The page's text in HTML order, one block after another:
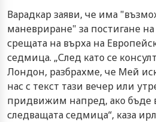
Варадкар заяви, че има
маневриране" за постигане
срещата на върха на
седмица. „След като се
Лондон, разбрахме, че Мей
нас с текст тази вечер или
придвижим напред, ако бъде
следващата седмица“, каза